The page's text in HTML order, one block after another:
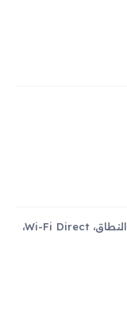
واي فاي: Wi-Fi 802.11 a/b/g/n/ac، مزدوج النطاق، Wi-Fi Direct،